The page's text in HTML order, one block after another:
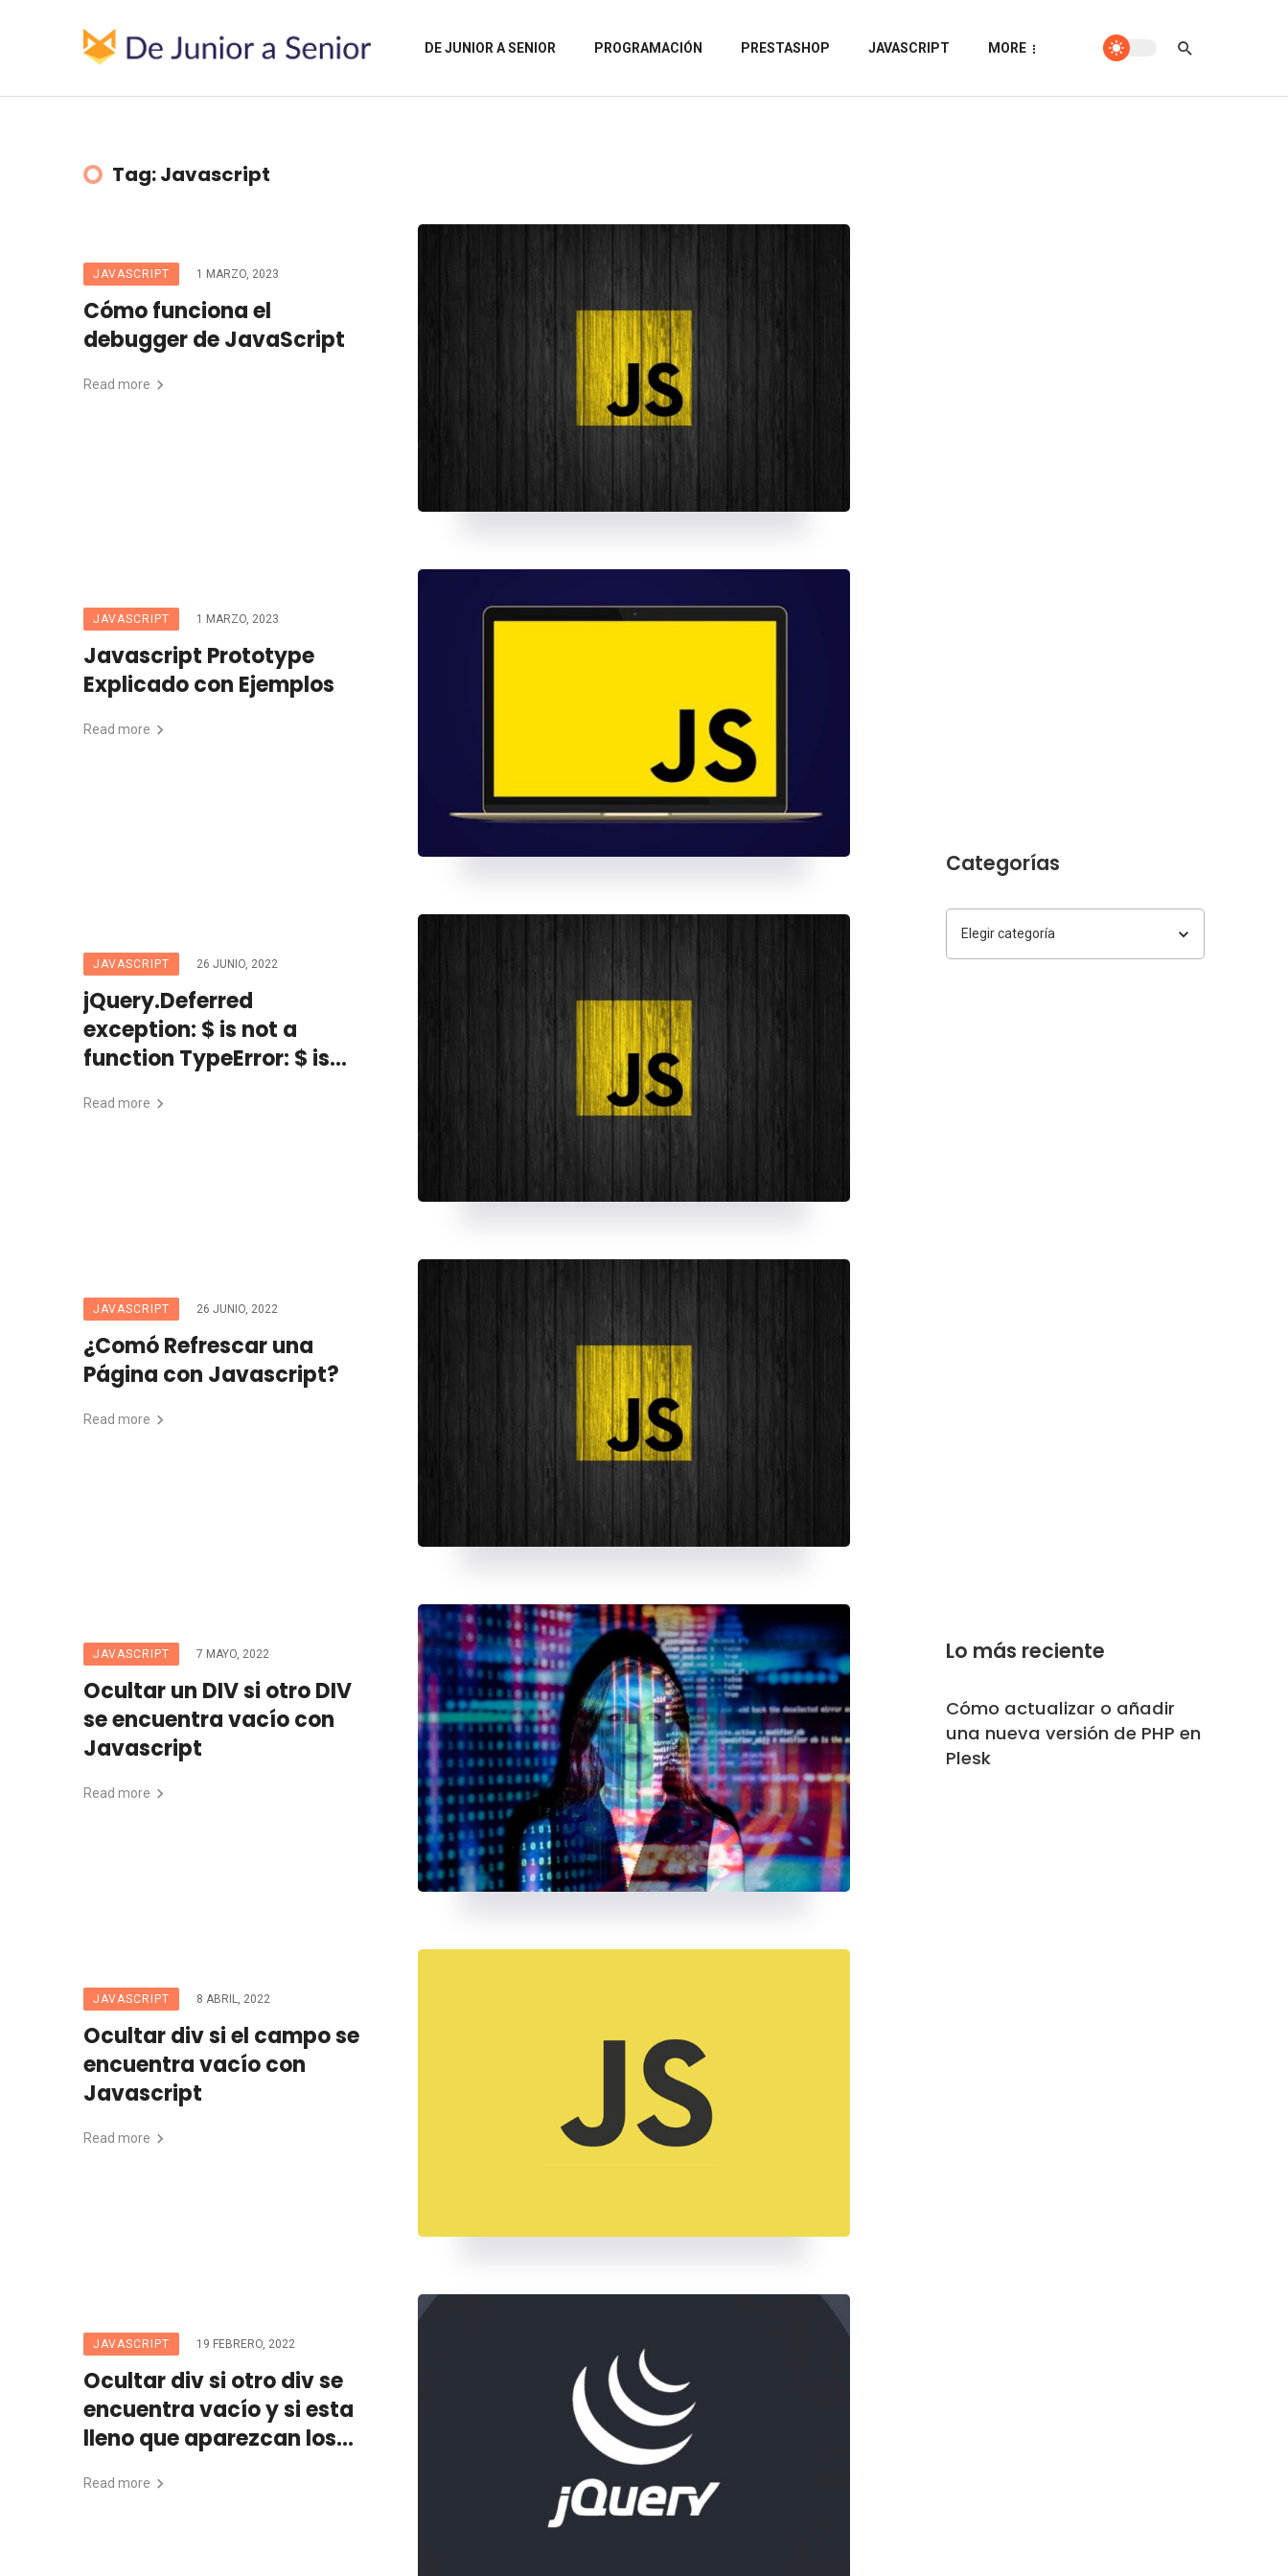
DE JUNIOR A SENIOR PROGRAMACIÓN PRESTASHOP JAVASCRIPT MORE
Tag: Javascript
JAVASCRIPT 1 MARZO, 2023
Cómo funciona el
debugger de JavaScript
Read more
JAVASCRIPT 1 MARZO, 2023
Javascript Prototype
Explicado con Ejemplos
Read more
JAVASCRIPT 26 JUNIO, 2022
jQuery.Deferred
exception: $ is not a
function TypeError: $ is
Read more
JAVASCRIPT 26 JUNIO, 2022
¿Comó Refrescar una
Página con Javascript?
Read more
JAVASCRIPT 7 MAYO, 2022
Ocultar un DIV si otro DIV
se encuentra vacío con
Javascript
Read more
JAVASCRIPT 8 ABRIL, 2022
Ocultar div si el campo se
encuentra vacío con
Javascript
Read more
JAVASCRIPT 19 FEBRERO, 2022
Ocultar div si otro div se
encuentra vacío y si esta
lleno que aparezcan los
Read more
Categorías
Categorías
Lo más reciente
Cómo actualizar o añadir
una nueva versión de PHP en
Plesk